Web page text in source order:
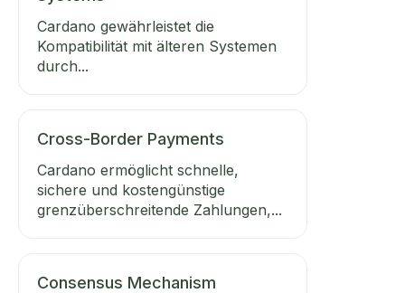
Cardano gewährleistet die
Kompatibilität mit älteren Systemen
durch...
Cross-Border Payments
Cardano ermöglicht schnelle,
sichere und kostengünstige
grenzüberschreitende Zahlungen,...
Consensus Mechanism